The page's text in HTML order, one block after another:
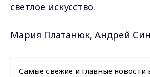
светлое искусство.
Мария Платанюк, Андрей
Самые свежие и главные новости